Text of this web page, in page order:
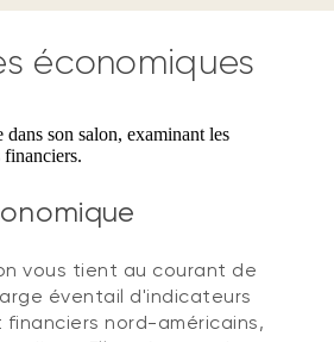
économiques
vous tient au courant de
éventail d'indicateurs
nord-américains,